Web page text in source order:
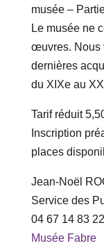
musée –
Le musée ne
œuvres. Nous
dernières
du XIXe au
Tarif réduit
Inscription
places
Jean-Noël
Service des
04 67 14 83 22
Musée Fabre